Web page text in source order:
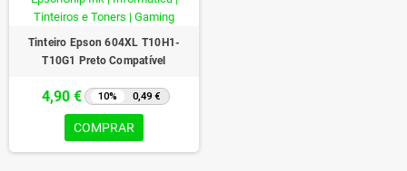
Tinteiro Epson 604XL T10H1-
T10G1 Preto Compatível
4,90 € 10% 0,49 €
COMPRAR